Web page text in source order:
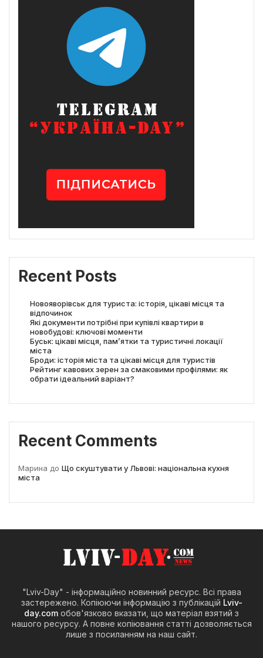
Recent Posts
Новояворівськ для туриста: історія, цікаві місця та
відпочинок
Які документи потрібні при купівлі квартири в
новобудові: ключові моменти
Буськ: цікаві місця, пам’ятки та туристичні локації
міста
Броди: історія міста та цікаві місця для туристів
Рейтинг кавових зерен за смаковими профілями: як
обрати ідеальний варіант?
Recent Comments
Марина до Що скуштувати у Львові: національна кухня
міста
"Lviv-Day" - інформаційно новинний ресурс. Всі права
застережено. Копіюючи інформацію з публікацій Lviv-
day.com обов'язково вказати, що матеріал взятий з
нашого ресурсу. А повне копіювання статті дозволяється
лише з посиланням на наш сайт.